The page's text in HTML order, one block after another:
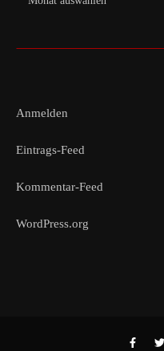
Anmelden
Eintrags-Feed
Kommentar-Feed
WordPress.org